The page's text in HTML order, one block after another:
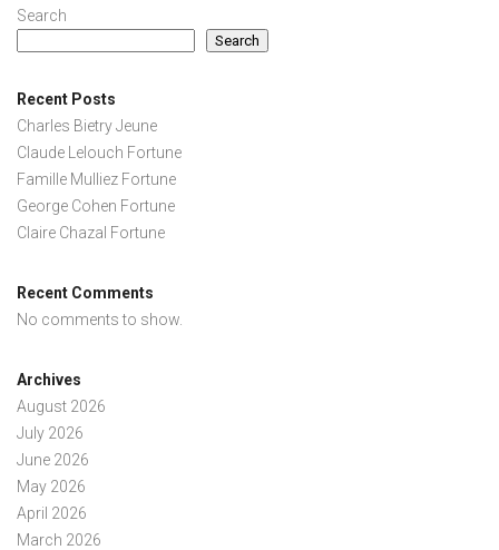
Search
Search
Recent Posts
Charles Bietry Jeune
Claude Lelouch Fortune
Famille Mulliez Fortune
George Cohen Fortune
Claire Chazal Fortune
Recent Comments
No comments to show.
Archives
August 2026
July 2026
June 2026
May 2026
April 2026
March 2026